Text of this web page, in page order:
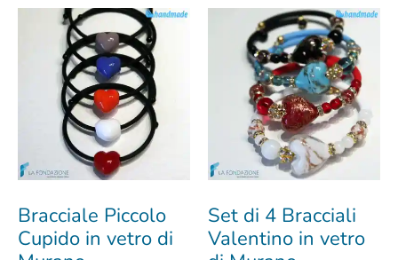
Bracciale Piccolo
Cupido in vetro di
Set di 4 Bracciali
Valentino in vetro